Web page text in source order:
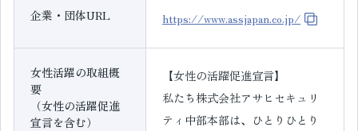
企業・団体URL https://www.assjapan.co.jp/
女性活躍の取組概
要
（女性の活躍促進
宣言を含む）
【女性の活躍促進宣言】
私たち株式会社アサヒセキュリ
ティ中部本部は、ひとりひとり